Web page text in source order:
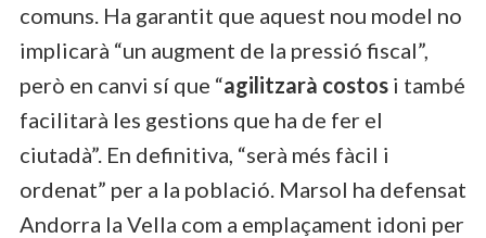
comuns. Ha garantit que aquest nou model no
implicarà “un augment de la pressió fiscal”,
però en canvi sí que “agilitzarà costos i també
facilitarà les gestions que ha de fer el
ciutadà”. En definitiva, “serà més fàcil i
ordenat” per a la població. Marsol ha defensat
Andorra la Vella com a emplaçament idoni per